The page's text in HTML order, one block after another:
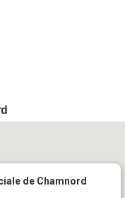
de Chamnord